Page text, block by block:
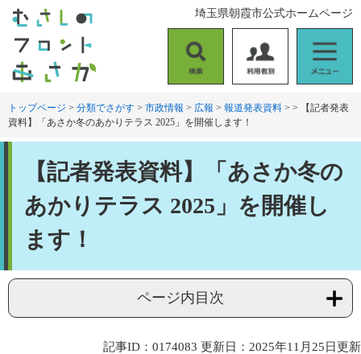
す
。
し
て
索
用
者
別
ニ
ュ
埼玉県朝霞市公式ホームページ
トップページ > 分類でさがす > 市政情報 > 広報 > 報道発表資料 > >
【記者発表
資料】「あさか冬のあかりテラス 2025」を開催します！
【記者発表資料】「あさか冬の
あかりテラス 2025」を開催し
ます！
ページ内目次
記事ID：0174083 更新日：2025年11月25日更新